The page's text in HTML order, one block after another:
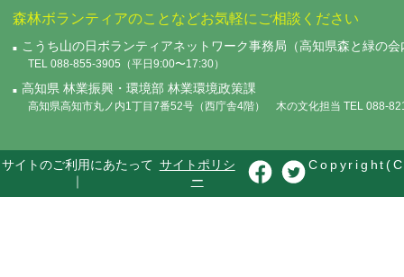
森林ボランティアのことなどお気軽にご相談ください
こうち山の日ボランティアネットワーク事務局（高知県森と緑の会
TEL 088-855-3905（平日9:00〜17:30）
高知県 林業振興・環境部 林業環境政策課
高知県高知市丸ノ内1丁目7番52号（西庁舎4階） 木の文化担当 TEL 088-
サイトのご利用にあたって
｜
サイトポリシ
ー